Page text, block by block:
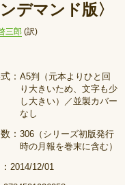
デマンド版〉
三郎 (訳)
： A5判（元本よりひと回
り大きいため、文字も少
し大きい）／並製カバー
なし
： 306（シリーズ初版発行
時の月報を巻末に含む）
2014/12/01